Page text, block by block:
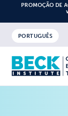
Saltar para o
PROMOÇÃO DE
PORTUGUÊS